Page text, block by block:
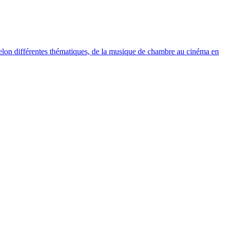
différentes thématiques, de la musique de chambre au cinéma en